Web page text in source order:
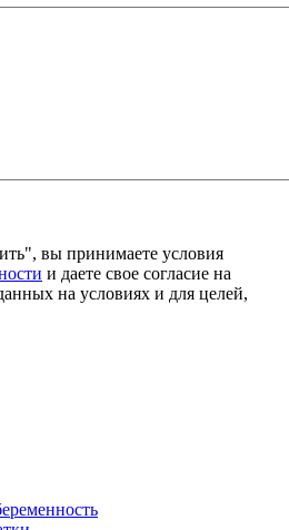
вы принимаете условия
и даете свое согласие на
на условиях и для целей,